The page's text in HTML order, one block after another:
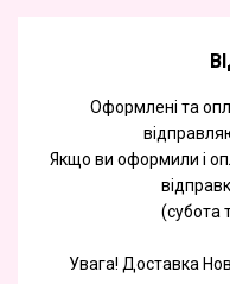
Оформлені та
Якщо ви оформили і
(субота
Увага! Доставка